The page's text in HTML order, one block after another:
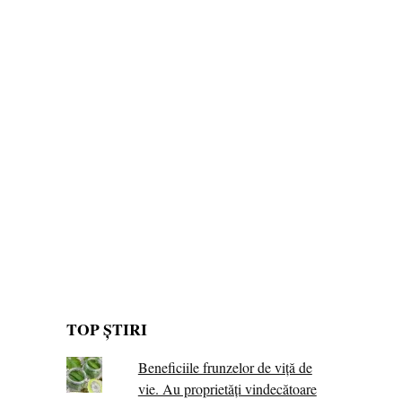
TOP ȘTIRI
Beneficiile frunzelor de viță de
vie. Au proprietăţi vindecătoare